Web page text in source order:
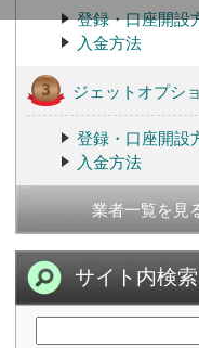
登録・口座開設
入金方法
ジェットオプシ
登録・口座開設
入金方法
業者一覧を見
サイト内検索